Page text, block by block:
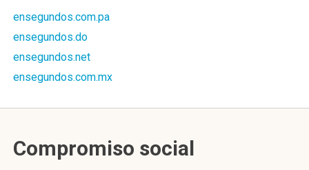
ensegundos.com.pa
ensegundos.do
ensegundos.net
ensegundos.com.mx
Compromiso social